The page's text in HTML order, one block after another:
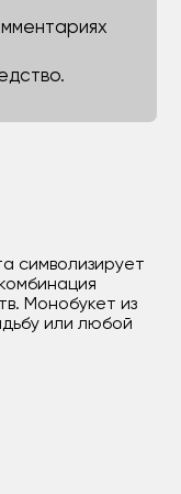
символизирует
Монобукет из
или любой